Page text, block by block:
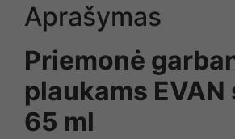
Aprašymas
Priemonė
plaukams EVAN
65 ml